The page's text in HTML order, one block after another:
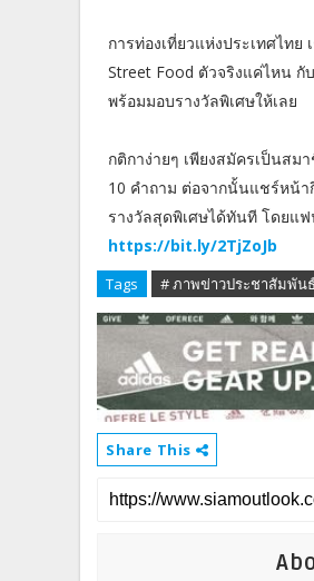
การท่องเที่ยวแห่งประเทศไ
Street Food ตัวจริงแค่ไหน กั
พร้อมมอบรางวัลพิเศษให้เลย
กติกาง่ายๆ เพียงสมัครเป็นสม
10 คำถาม ต่อจากนั้นแชร์หน้า
รางวัลสุดพิเศษได้ทันที โดยแ
https://bit.ly/2TjZoJb
Tags # ภาพข่าวประชาสัมพัน
Share This